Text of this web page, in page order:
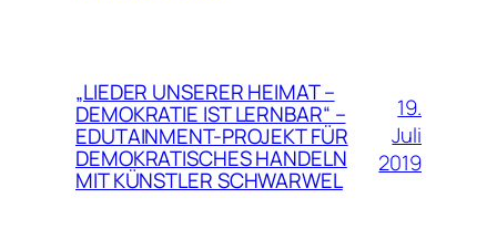
„LIEDER UNSERER HEIMAT –
DEMOKRATIE IST LERNBAR“ –
EDUTAINMENT-PROJEKT FÜR
DEMOKRATISCHES HANDELN
MIT KÜNSTLER SCHWARWEL
19.
Juli
2019